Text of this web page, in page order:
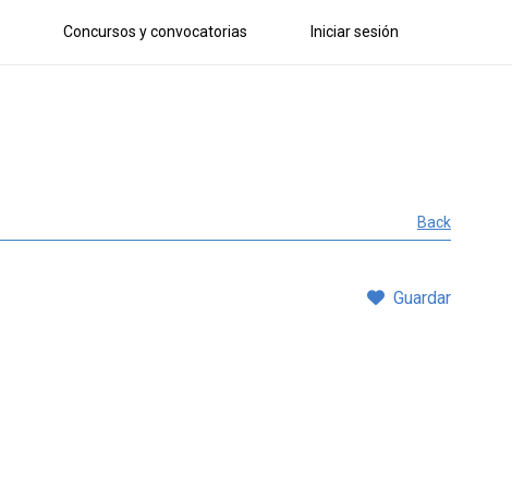
Concursos y convocatorias Iniciar sesión
Back
Guardar